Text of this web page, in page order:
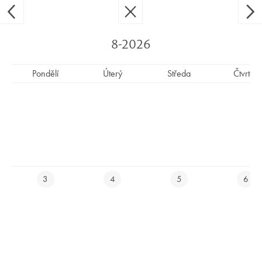
Ypsilon Golf Resort Liberec
EN
8-2026
Pondělí Úterý Středa Čtvrtek
3 4 5 6